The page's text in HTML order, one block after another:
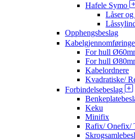
Hafele Symo
Låser
Opphengsbeslag
For hull
For hull
Kabelordnere
Kvadratiske/
Forbindelsebeslag
Keku
Minifix
Rafix/ Onefix/